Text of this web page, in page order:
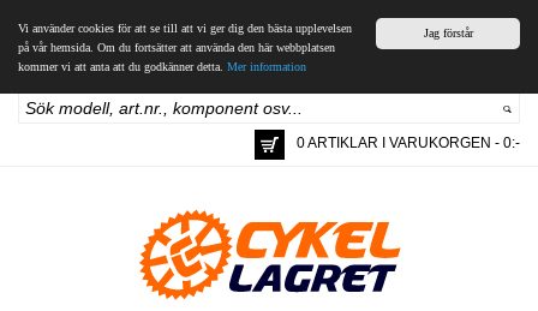
Jag förstår
Vi använder cookies för att se till att vi ger dig den bästa upplevelsen
på vår hemsida. Om du fortsätter att använda den här webbplatsen
kommer vi att anta att du godkänner detta. Mer information
0 ARTIKLAR I VARUKORGEN - 0:-